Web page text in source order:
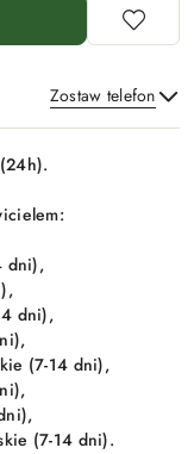
Zostaw telefon
dni),
dni),
(7-14 dni),
(7-14 dni).